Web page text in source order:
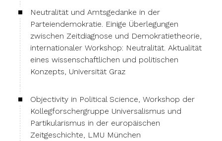
Neutralität und Amtsgedanke in der
Parteiendemokratie. Einige Überlegungen
zwischen Zeitdiagnose und Demokratietheorie,
internationaler Workshop: Neutralität. Aktualität
eines wissenschaftlichen und politischen
Konzepts, Universität Graz
Objectivity in Political Science, Workshop der
Kollegforschergruppe Universalismus und
Partikularismus in der europäischen
Zeitgeschichte, LMU München